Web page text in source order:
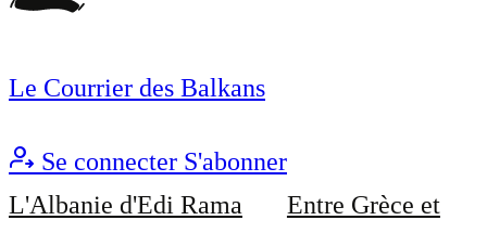
Le Courrier des Balkans
Se connecter S'abonner
L'Albanie d'Edi Rama
Entre Grèce et